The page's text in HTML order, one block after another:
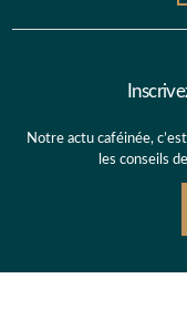
Notre actu caféinée,
les conseils